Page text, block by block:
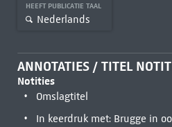
HEEFT PUBLICATIE TAAL
Nederlands
ANNOTATIES / TITEL
Notities
Omslagtitel
In keerdruk met: Brugge in